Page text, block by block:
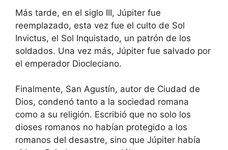
Más tarde, en el siglo III, Júpiter fue
reemplazado, esta vez fue el culto de Sol
Invictus, el Sol Inquistado, un patrón de los
soldados. Una vez más, Júpiter fue salvado por
el emperador Diocleciano.
Finalmente, San Agustín, autor de Ciudad de
Dios, condenó tanto a la sociedad romana
como a su religión. Escribió que no solo los
dioses romanos no habían protegido a los
romanos del desastre, sino que Júpiter había